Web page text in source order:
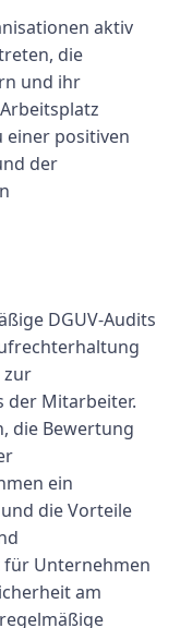
aktiv
die
und ihr
einer positiven
der
DGUV-Audits
zur
der Mitarbeiter.
die Bewertung
ein
die Vorteile
für Unternehmen
am